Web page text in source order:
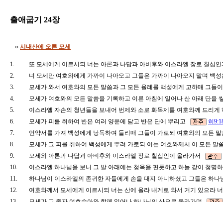
출애굽기 24장
○ 시내산에 오른 모세
1.
또 모세에게 이르시되 너는 아론과 나답과 아비후와 이스라엘 장로 칠십
2.
너 모세만 여호와에게 가까이 나아오고 그들은 가까이 나아오지 말며 백
3.
모세가 와서 여호와의 모든 말씀과 그 모든 율례를 백성에게 고하매 그
4.
모세가 여호와의 모든 말씀을 기록하고 이른 아침에 일어나 산 아래 단
5.
이스라엘 자손의 청년들을 보내어 번제와 소로 화목제를 여호와께 드리
6.
모세가 피를 취하여 반은 여러 양푼에 담고 반은 단에 뿌리고
히
7.
언약서를 가져 백성에게 낭독하여 들리매 그들이 가로되 여호와의 모든
8.
모세가 그 피를 취하여 백성에게 뿌려 가로되 이는 여호와께서 이 모든
9.
모세와 아론과 나답과 아비후와 이스라엘 장로 칠십인이 올라가서
10.
이스라엘 하나님을 보니 그 발 아래에는 청옥을 편듯하고 하늘 같이 청명
11.
하나님이 이스라엘의 존귀한 자들에게 손을 대지 아니하셨고 그들은 하
12.
여호와께서 모세에게 이르시되 너는 산에 올라 내게로 와서 거기 있으